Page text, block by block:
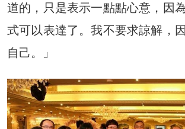
道的，只是表示一點點心意，因
式可以表達了。我不要求諒解，
自己。」